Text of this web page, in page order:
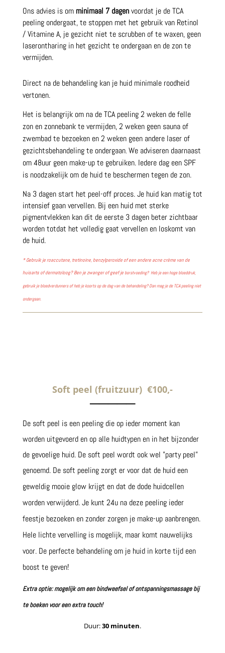
Ons advies is om minimaal 7 dagenvoordat je de TCA
peeling ondergaat, te stoppen met het gebruik van Retinol
/ Vitamine A, je gezicht niet te scrubben of te waxen, geen
laserontharing in het gezicht te ondergaan en de zon te
vermijden.
Direct na de behandeling kan je huid minimale roodheid
vertonen.
Het is belangrijk om na de TCA peeling 2 weken de felle
zon en zonnebank te vermijden, 2 weken geen sauna of
zwembad te bezoeken en 2 weken geen andere laser of
gezichtsbehandeling te ondergaan. We adviseren daarnaast
om 48uur geen make-up te gebruiken. Iedere dag een SPF
is noodzakelijk om de huid te beschermen tegen de zon.
Na 3 dagen start het peel-off proces. Je huid kan matig tot
intensief gaan vervellen. Bij een huid met sterke
pigmentvlekken kan dit de eerste 3 dagen beter zichtbaar
worden totdat het volledig gaat vervellen en loskomt van
de huid.
* Gebruik je roaccutane, tretinoine, benzylperoxide of een andere acne crème van de
huisarts of dermatoloog? Ben je zwanger of geef je borstvoeding? Heb je een hoge bloeddruk,
gebruik je bloedverdunners of heb je koorts op de dag van de behandeling? Dan mag je de TCA peeling niet
ondergaan.
Soft peel (fruitzuur) €100,-
─────
De soft peel is een peeling die op ieder moment kan
worden uitgevoerd en op alle huidtypen en in het bijzonder
de gevoelige huid. De soft peel wordt ook wel ”party peel”
genoemd. De soft peeling zorgt er voor dat de huid een
geweldig mooie glow krijgt en dat de dode huidcellen
worden verwijderd. Je kunt 24u na deze peeling ieder
feestje bezoeken en zonder zorgen je make-up aanbrengen.
Hele lichte vervelling is mogelijk, maar komt nauwelijks
voor. De perfecte behandeling om je huid in korte tijd een
boost te geven!
Extra optie: mogelijk om een bindweefsel of ontspanningsmassage bij
te boeken voor een extra touch!
Duur:30minuten.